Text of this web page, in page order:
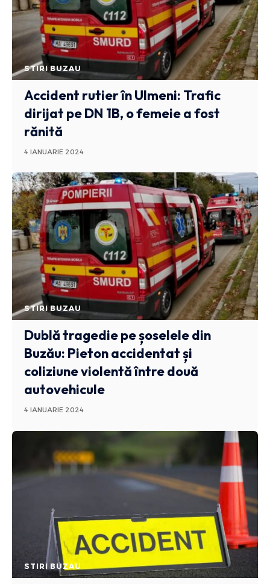
STIRI BUZAU
Accident rutier în Ulmeni: Trafic
dirijat pe DN 1B, o femeie a fost
rănită
4 IANUARIE 2024
STIRI BUZAU
Dublă tragedie pe șoselele din
Buzău: Pieton accidentat și
coliziune violentă între două
autovehicule
4 IANUARIE 2024
STIRI BUZAU